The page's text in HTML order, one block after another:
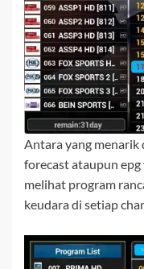
Antara yang
forecast ataupun
melihat program
keudara di setiap